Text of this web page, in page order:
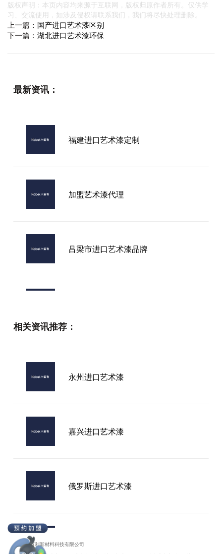
版权声明：本页内容均来源于互联网，版权归原作者所有。仅供学
习、交流使用，如涉及侵权请联系我们，我们将尽快处理删除。
上一篇： 国产进口艺术漆区别
下一篇： 湖北进口艺术漆环保
最新资讯：
福建进口艺术漆定制
加盟艺术漆代理
吕梁市进口艺术漆品牌
相关资讯推荐：
永州进口艺术漆
嘉兴进口艺术漆
俄罗斯进口艺术漆
漆代理
广东卡百利新材料科技有限公司